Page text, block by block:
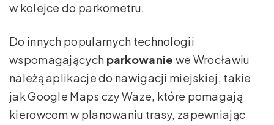
w kolejce do parkometru.
Do innych popularnych technologii
wspomagających parkowanie we Wrocławiu
należą aplikacje do nawigacji miejskiej, takie
jak Google Maps czy Waze, które pomagają
kierowcom w planowaniu trasy, zapewniając